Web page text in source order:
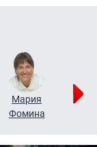
Мария
Фомина